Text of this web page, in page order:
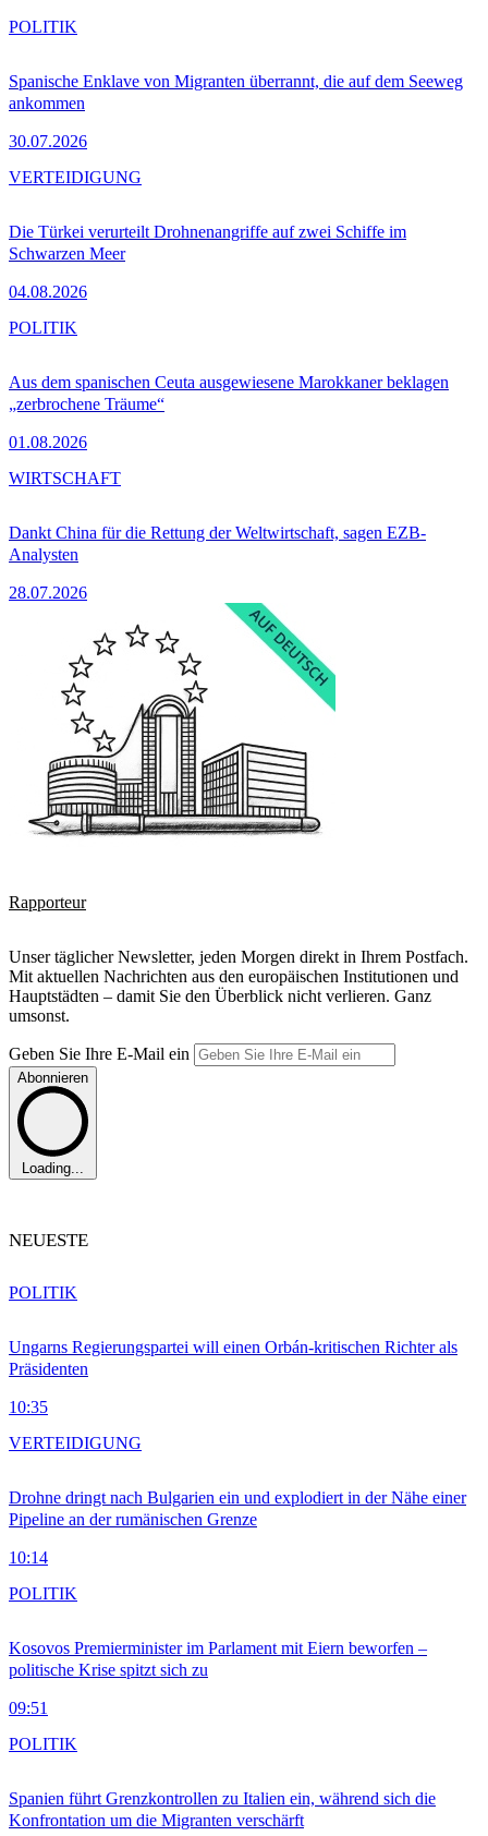
Spanische Enklave von Migranten überrannt, die auf dem Seeweg
ankommen
30.07.2026
POLITIK
Die Türkei verurteilt Drohnenangriffe auf zwei Schiffe im
Schwarzen Meer
04.08.2026
VERTEIDIGUNG
Aus dem spanischen Ceuta ausgewiesene Marokkaner beklagen
„zerbrochene Träume“
01.08.2026
POLITIK
Dankt China für die Rettung der Weltwirtschaft, sagen EZB-
Analysten
28.07.2026
WIRTSCHAFT
Rapporteur
Unser täglicher Newsletter, jeden Morgen direkt in Ihrem Postfach.
Mit aktuellen Nachrichten aus den europäischen Institutionen und
Hauptstädten – damit Sie den Überblick nicht verlieren. Ganz
umsonst.
Geben Sie Ihre E-Mail ein
Abonnieren
Loading...
NEUESTE
Ungarns Regierungspartei will einen Orbán-kritischen Richter als
Präsidenten
10:35
POLITIK
Drohne dringt nach Bulgarien ein und explodiert in der Nähe einer
Pipeline an der rumänischen Grenze
10:14
VERTEIDIGUNG
Kosovos Premierminister im Parlament mit Eiern beworfen –
politische Krise spitzt sich zu
09:51
POLITIK
Spanien führt Grenzkontrollen zu Italien ein, während sich die
Konfrontation um die Migranten verschärft
POLITIK